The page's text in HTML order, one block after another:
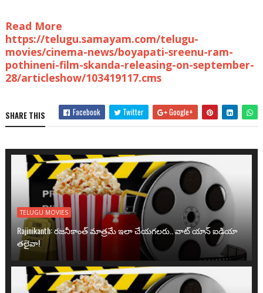
Read More
https://telugu.samayam.com/telugu-
movies/cinema-news/boyapati-sreenu-ram-
pothineni-film-skanda-releasing-on-september-
28/articleshow/103419117.cms
SHARE THIS Facebook Twitter Google+
TELUGU MOVIES
Rajinikanth: రజనీకాంత్ మాత్రమే ఇలా చేయగలరు.. వాట్ యాన్ ఐడియా
తలైవా!